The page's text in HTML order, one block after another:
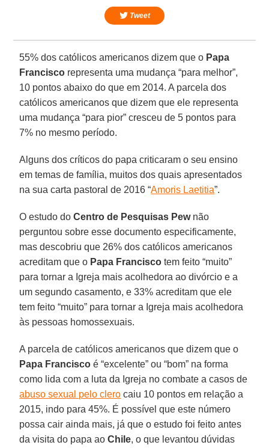
Tweet
55% dos católicos americanos dizem que o Papa
Francisco representa uma mudança “para melhor”,
10 pontos abaixo do que em 2014. A parcela dos
católicos americanos que dizem que ele representa
uma mudança “para pior” cresceu de 5 pontos para
7% no mesmo período.
Alguns dos críticos do papa criticaram o seu ensino
em temas de família, muitos dos quais apresentados
na sua carta pastoral de 2016 “Amoris Laetitia”.
O estudo doCentro de Pesquisas Pewnão
perguntou sobre esse documento especificamente,
mas descobriu que 26% dos católicos americanos
acreditam que o Papa Francisco tem feito “muito”
para tornar a Igreja mais acolhedora ao divórcio e a
um segundo casamento, e 33% acreditam que ele
tem feito “muito” para tornar a Igreja mais acolhedora
às pessoas homossexuais.
A parcela de católicos americanos que dizem que o
Papa Francisco é “excelente” ou “bom” na forma
como lida com a luta da Igreja no combate a casos de
abuso sexual pelo clero caiu 10 pontos em relação a
2015, indo para 45%. É possível que este número
possa cair ainda mais, já que o estudo foi feito antes
da visita do papa aoChile, o que levantou dúvidas